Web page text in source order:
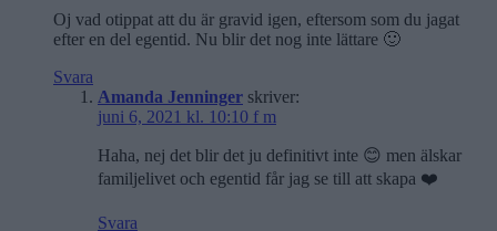
Oj vad otippat att du är gravid igen, eftersom som du jagat
efter en del egentid. Nu blir det nog inte lättare 🙂
Svara
Amanda Jenninger skriver:
juni 6, 2021 kl. 10:10 f m
Haha, nej det blir det ju definitivt inte 😊 men älskar
familjelivet och egentid får jag se till att skapa ❤️
Svara